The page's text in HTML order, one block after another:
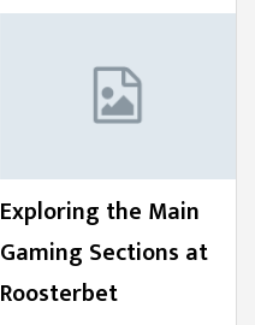
Exploring the Main
Gaming Sections at
Roosterbet